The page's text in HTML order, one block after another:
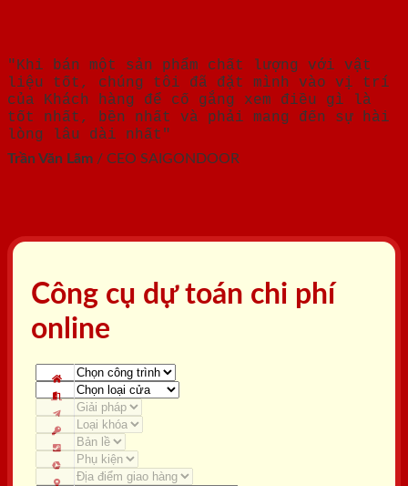
"Khi bán một sản phẩm chất lượng với vật
liệu tốt, chúng tôi đã đặt mình vào vị trí
của Khách hàng để cố gắng xem điều gì là
tốt nhất, bền nhất và phải mang đến sự hài
lòng lâu dài nhất"
Trần Văn Lãm / CEO SAIGONDOOR
Công cụ dự toán chi phí
online